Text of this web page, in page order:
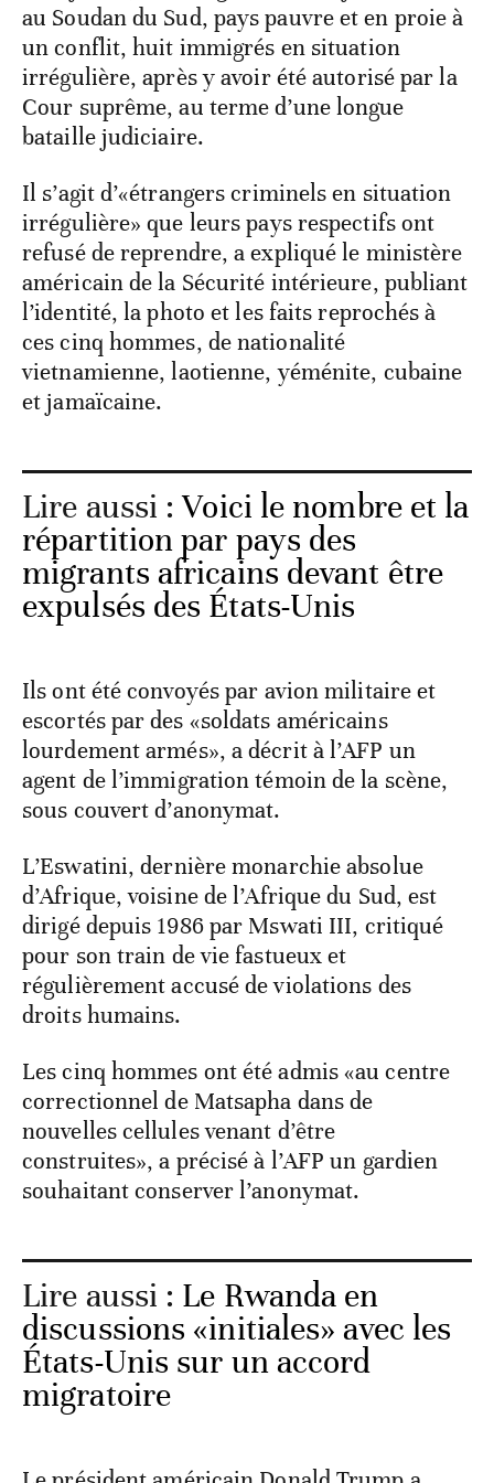
au Soudan du Sud, pays pauvre et en proie à
un conflit, huit immigrés en situation
irrégulière, après y avoir été autorisé par la
Cour suprême, au terme d’une longue
bataille judiciaire.
Il s’agit d’«étrangers criminels en situation
irrégulière» que leurs pays respectifs ont
refusé de reprendre, a expliqué le ministère
américain de la Sécurité intérieure, publiant
l’identité, la photo et les faits reprochés à
ces cinq hommes, de nationalité
vietnamienne, laotienne, yéménite, cubaine
et jamaïcaine.
Lire aussi :Voici le nombre et la
répartition par pays des
migrants africains devant être
expulsés des États-Unis
Ils ont été convoyés par avion militaire et
escortés par des «soldats américains
lourdement armés», a décrit à l’AFP un
agent de l’immigration témoin de la scène,
sous couvert d’anonymat.
L’Eswatini, dernière monarchie absolue
d’Afrique, voisine de l’Afrique du Sud, est
dirigé depuis 1986 par Mswati III, critiqué
pour son train de vie fastueux et
régulièrement accusé de violations des
droits humains.
Les cinq hommes ont été admis «au centre
correctionnel de Matsapha dans de
nouvelles cellules venant d’être
construites», a précisé à l’AFP un gardien
souhaitant conserver l’anonymat.
Lire aussi : Le Rwanda en
discussions «initiales» avec les
États-Unis sur un accord
migratoire